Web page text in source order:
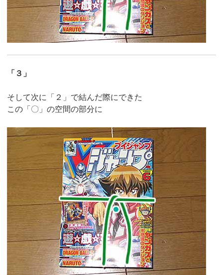
「３」
そして次に「２」で結んだ際にできた
この「〇」の空間の部分に